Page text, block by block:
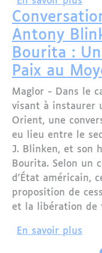
Antony
Bourita :
Paix au
Maglor - Dans le
visant à instaurer
Orient, une
eu lieu entre le
J. Blinken, et son
Bourita. Selon un
d'État américain,
proposition de
et la libération de
En savoir plus